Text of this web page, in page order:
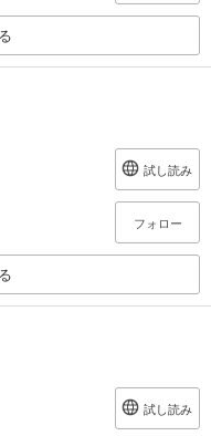
試し読み
フォロー
試し読み